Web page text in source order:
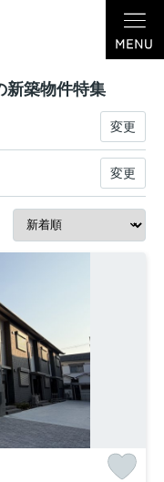
新築物件特集
変更
変更